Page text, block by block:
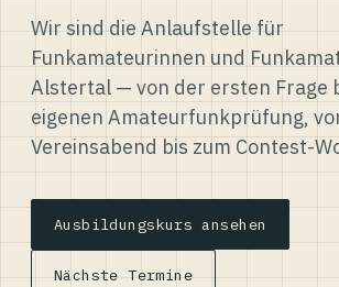
Wir sind die Anlaufstelle für
Funkamateurinnen und
Alstertal — von der ersten Frage
eigenen Amateurfunkprüfung,
Vereinsabend bis zum Contest-
Ausbildungskurs ansehen
Nächste Termine